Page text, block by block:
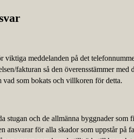
viktiga meddelanden på det
fakturan så den överensstämmer
vad som bokats och villkoren för detta.
stugan och de allmänna byggnader
ansvarar för alla skador som uppstår på